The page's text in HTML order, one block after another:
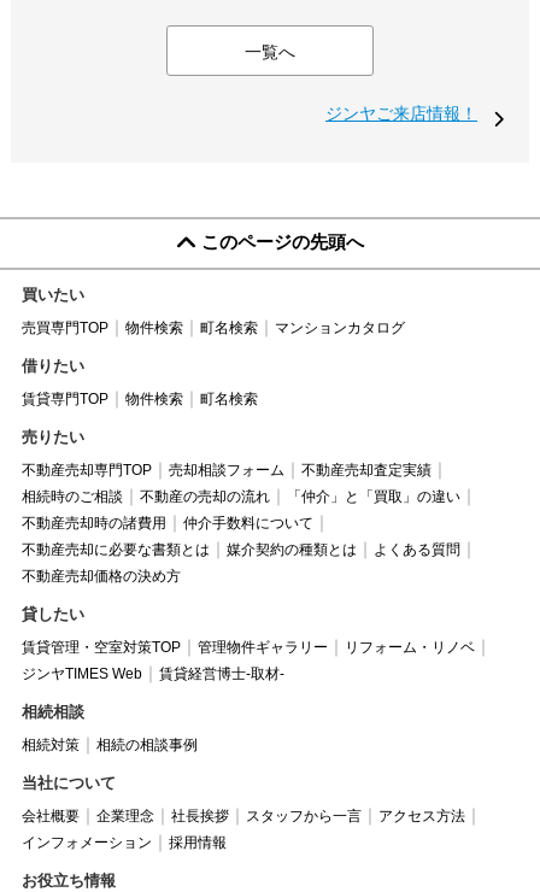
一覧へ
ジンヤご来店情報！
このページの先頭へ
買いたい
売買専門TOP 物件検索 町名検索 マンションカタログ
借りたい
賃貸専門TOP 物件検索 町名検索
売りたい
不動産売却専門TOP 売却相談フォーム
不動産売却査定実績
相続時のご相談
不動産の売却の流れ
「仲介」と「買取」の違い
不動産売却時の諸費用
仲介手数料について
不動産売却に必要な書類とは
媒介契約の種類とは
よくある質問
不動産売却価格の決め方
貸したい
賃貸管理・空室対策TOP 管理物件ギャラリー
リフォーム・リノベ
ジンヤTIMES Web
賃貸経営博士-取材-
相続相談
相続対策 相続の相談事例
当社について
会社概要 企業理念 社長挨拶 スタッフから一言
アクセス方法
インフォメーション
採用情報
お役立ち情報